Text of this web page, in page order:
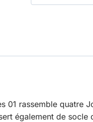
01 rassemble quatre
également de